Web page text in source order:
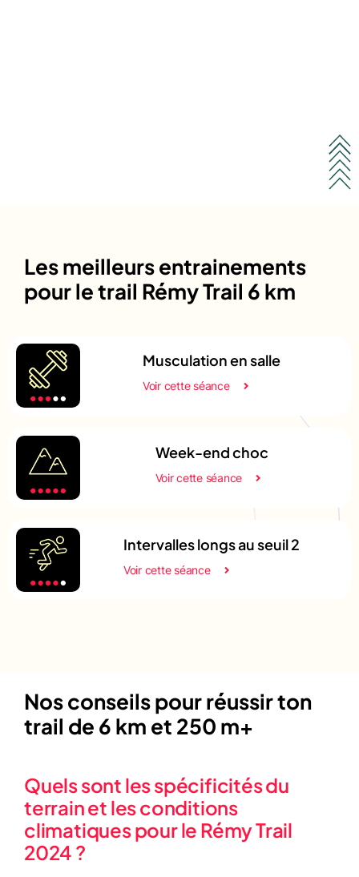
Les meilleurs entrainements
pour le trail Rémy Trail 6 km
Musculation en salle
Voir cette séance
Week-end choc
Voir cette séance
Intervalles longs au seuil 2
Voir cette séance
Nos conseils pour réussir ton
trail de 6 km et 250 m+
Quels sont les spécificités du
terrain et les conditions
climatiques pour le Rémy Trail
2024 ?